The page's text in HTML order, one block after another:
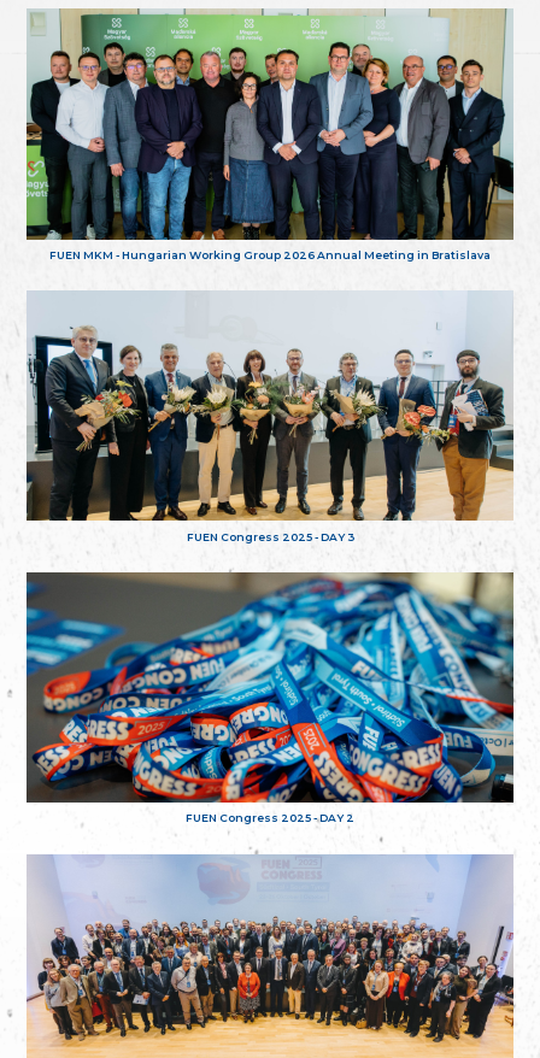
FUEN MKM - Hungarian Working Group 2026 Annual Meeting in Bratislava
FUEN Congress 2025 - DAY 3
FUEN Congress 2025 - DAY 2